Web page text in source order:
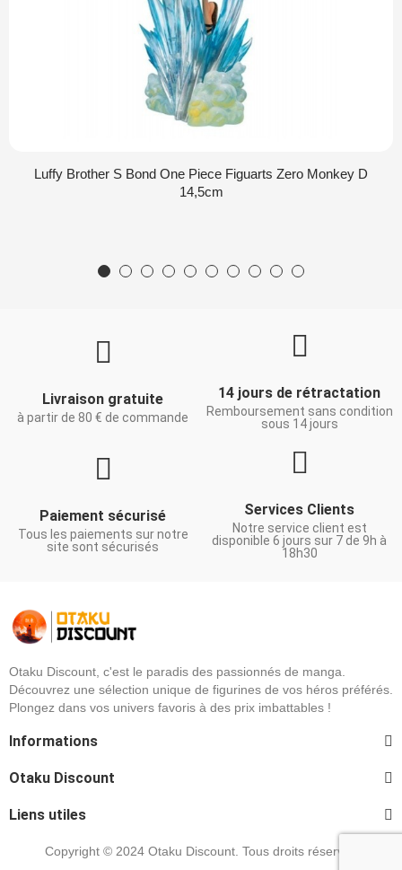
Luffy Brother S Bond One Piece Figuarts Zero Monkey D
14,5cm
Livraison gratuite
à partir de 80 € de commande
14 jours de rétractation
Remboursement sans condition
sous 14 jours
Paiement sécurisé
Tous les paiements sur notre
site sont sécurisés
Services Clients
Notre service client est
disponible 6 jours sur 7 de 9h à
18h30
Otaku Discount, c'est le paradis des passionnés de manga.
Découvrez une sélection unique de figurines de vos héros préférés.
Plongez dans vos univers favoris à des prix imbattables !
Informations
Otaku Discount
Liens utiles
Copyright © 2024 Otaku Discount. Tous droits réservés